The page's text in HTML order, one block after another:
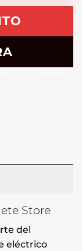
Store
del
eléctrico